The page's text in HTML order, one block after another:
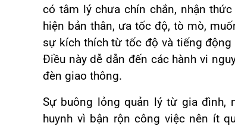
có tâm lý chưa chín chắn, nhận
hiện bản thân, ưa tốc độ, tò mò,
sự kích thích từ tốc độ và tiếng động
Điều này dễ dẫn đến các hành vi
đèn giao thông.
Sự buông lỏng quản lý từ gia đình,
huynh vì bận rộn công việc nên ít